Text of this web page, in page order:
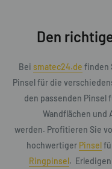
Den
Bei smatec24.de finden
Pinsel für die
den passenden Pinsel
Wandflächen und
werden. Profitieren Sie
hochwertiger Pinsel
Ringpinsel.